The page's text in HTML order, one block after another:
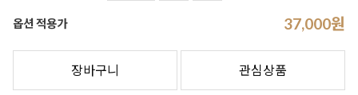
옵션 적용가 37,000원
장바구니 관심상품